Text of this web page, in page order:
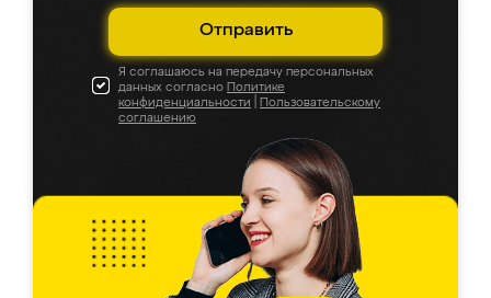
Отправить
Я соглашаюсь на передачу персональных
данных согласно Политике
конфиденциальности
Пользовательскому
соглашению